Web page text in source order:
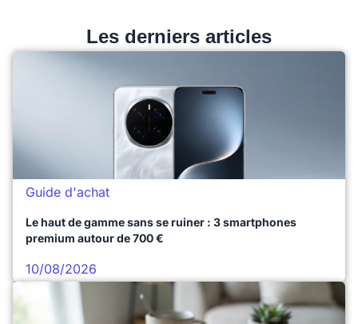
Les derniers articles
Guide d'achat
Le haut de gamme sans se ruiner : 3 smartphones
premium autour de 700 €
10/08/2026